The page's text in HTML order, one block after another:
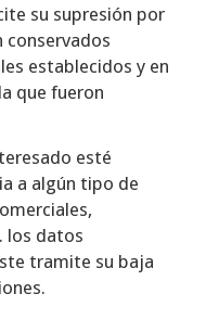
su supresión por
conservados
establecidos y en
que fueron
esté
a algún tipo de
los datos
tramite su baja